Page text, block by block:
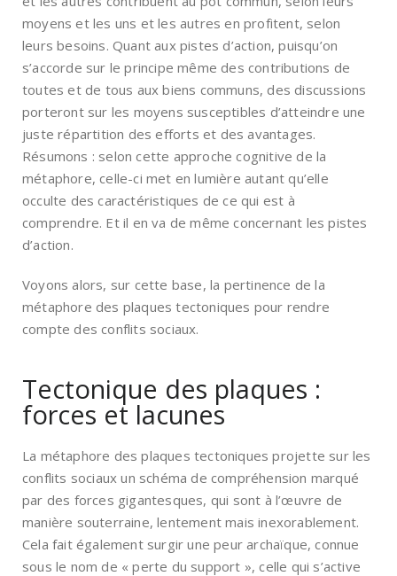
moyens et les uns et les autres en profitent, selon
leurs besoins. Quant aux pistes d’action, puisqu’on
s’accorde sur le principe même des contributions de
toutes et de tous aux biens communs, des discussions
porteront sur les moyens susceptibles d’atteindre une
juste répartition des efforts et des avantages.
Résumons : selon cette approche cognitive de la
métaphore, celle-ci met en lumière autant qu’elle
occulte des caractéristiques de ce qui est à
comprendre. Et il en va de même concernant les pistes
d’action.
Voyons alors, sur cette base, la pertinence de la
métaphore des plaques tectoniques pour rendre
compte des conflits sociaux.
Tectonique des plaques :
forces et lacunes
La métaphore des plaques tectoniques projette sur les
conflits sociaux un schéma de compréhension marqué
par des forces gigantesques, qui sont à l’œuvre de
manière souterraine, lentement mais inexorablement.
Cela fait également surgir une peur archaïque, connue
sous le nom de « perte du support », celle qui s’active